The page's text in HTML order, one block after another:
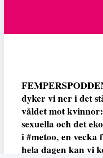
dyker vi ner i det
våldet mot
sexuella och det
i #metoo, en
hela dagen kan vi